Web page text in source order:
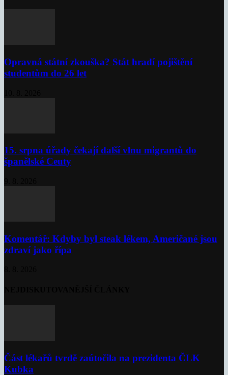
Opravná státní zkouška? Stát hradí pojištění
studentům do 26 let
15. srpna úřady čekají další vlnu migrantů do
španělské Ceuty
Komentář: Kdyby byl steak lékem, Američané jsou
zdraví jako řípa
Část lékařů tvrdě zaútočila na prezidenta ČLK
Kubka